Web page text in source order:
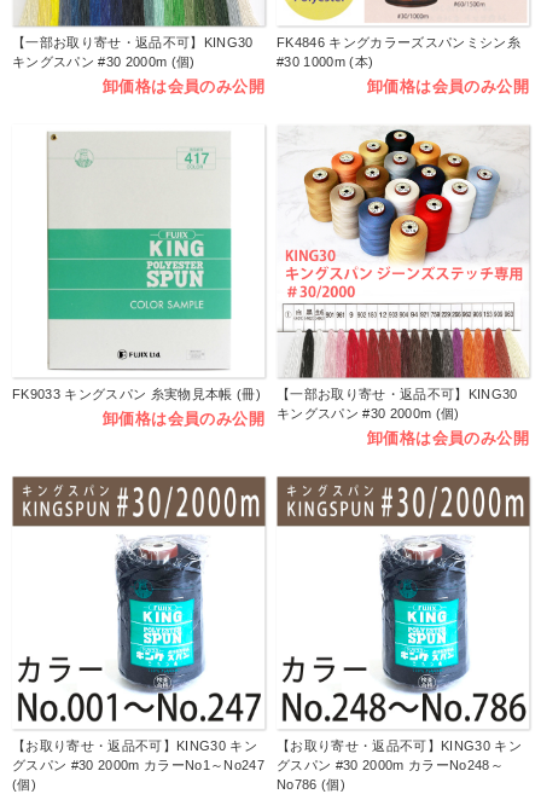
【一部お取り寄せ・返品不可】KING30
キングスパン #30 2000m (個)
卸価格は会員のみ公開
FK4846 キングカラーズスパンミシン糸
#30 1000m (本)
卸価格は会員のみ公開
FK9033 キングスパン 糸実物見本帳 (冊)
卸価格は会員のみ公開
【一部お取り寄せ・返品不可】KING30
キングスパン #30 2000m (個)
卸価格は会員のみ公開
【お取り寄せ・返品不可】KING30 キン
グスパン #30 2000m カラーNo1～No247
(個)
【お取り寄せ・返品不可】KING30 キン
グスパン #30 2000m カラーNo248～
No786 (個)